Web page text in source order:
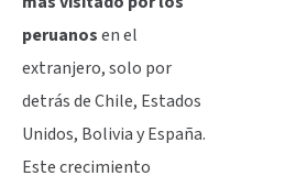
peruanosen el
extranjero, solo por
detrás de Chile, Estados
Unidos, Bolivia y España.
Este crecimiento